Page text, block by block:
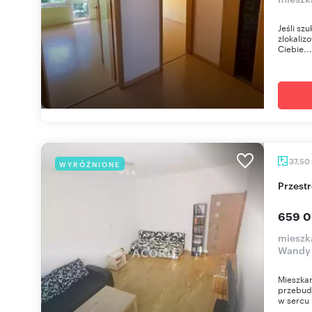
Jeśli
Ciebie...
WYRÓŻNIONE 37,50
659
Wandy
w sercu